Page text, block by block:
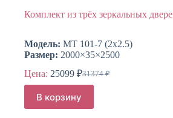
Комплект из трёх зеркальных
Модель: МТ 101-7 (2х2.5)
Размер: 2000×35×2500
Цена:
31374₽
Первоначальная
цена
составляла
31374 ₽.
25099 ₽Текущая
цена:
25099 ₽.
В корзину